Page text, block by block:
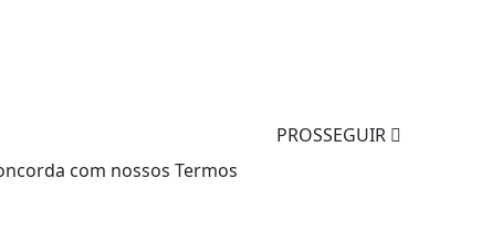
com nossos Termos
PROSSEGUIR